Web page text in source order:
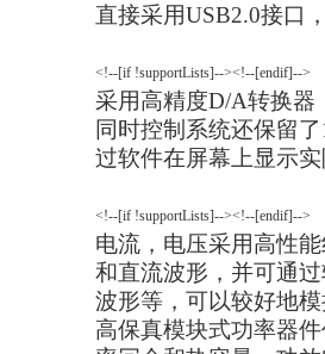
直接采用USB2.0接口
<!--[if !supportLists]--><!--[endif]-->
采用高精度D/A转换器
同时控制系统还保留
过软件在屏幕上显示
<!--[if !supportLists]--><!--[endif]-->
电流，电压采用高性
和直流波形，并可通
波形等，可以较好地
高保真模块式功率器